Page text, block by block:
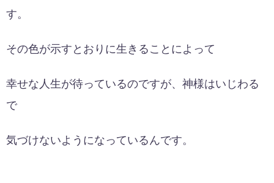
す。
その色が示すとおりに生きることによって
幸せな人生が待っているのですが、神様はいじわる
で
気づけないようになっているんです。